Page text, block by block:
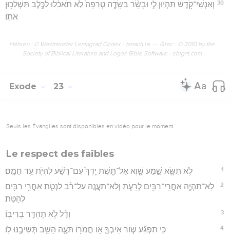
30 וְאַנְשֵׁי־קֹ֖דֶשׁ תִּהְי֣וּן לִ֑י וּבָשָׂ֨ר בַּשָּׂדֶ֤ה טְרֵפָה֙ לֹ֣א תֹאכֵ֔לוּ לַכֶּ֖לֶב תַּשְׁלִכ֥וּן
אֹתֽוֹ׃
Hébreu : © Westminster Leningrad Codex - tanach.us --- Grec : © 2010 by the
Society of Biblical Literature and Logos Bible Software - sblgnt.com
Exode 23
Seuls les Évangiles sont disponibles en vidéo pour le moment.
Le respect des faibles
1 לֹ֥א תִשָּׂ֖א שֵׁ֣מַע שָׁ֑וְא אַל־תָּ֤שֶׁת יָֽדְךָ֙ עִם־רָשָׁ֔ע לִהְיֹ֖ת עֵ֥ד חָמָֽס׃
2
לֹֽא־תִהְיֶ֥ה אַחֲרֵֽי־רַבִּ֖ים לְרָעֹ֑ת וְלֹא־תַעֲנֶ֣ה עַל־רִ֗ב לִנְטֹ֛ת אַחֲרֵ֥י רַבִּ֖ים
לְהַטֹּֽת׃
3 וְדָ֕ל לֹ֥א תֶהְדַּ֖ר בְּרִיבֽוֹ׃
4 כִּ֣י תִפְגַּ֞ע שׁ֧וֹר אֹֽיִבְךָ֛ א֥וֹ חֲמֹר֖וֹ תֹּעֶ֑ה הָשֵׁ֥ב תְּשִׁיבֶ֖נּוּ לֽוֹ׃